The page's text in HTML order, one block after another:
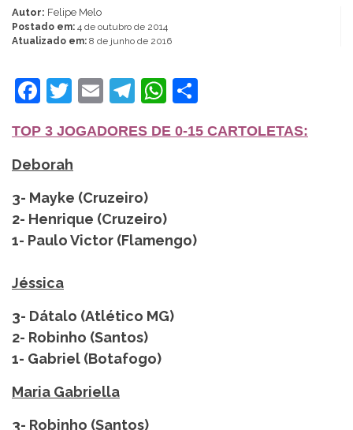
Autor: Felipe Melo
Postado em: 4 de outubro de 2014
Atualizado em: 8 de junho de 2016
Facebook
Twitter
EmailTelegram
WhatsApp
TOP 3 JOGADORES DE 0-15 CARTOLETAS:
Deborah
3- Mayke (Cruzeiro)
2- Henrique (Cruzeiro)
1- Paulo Victor (Flamengo)
Jéssica
3- Dátalo (Atlético MG)
2- Robinho (Santos)
1- Gabriel (Botafogo)
Maria Gabriella
3- Robinho (Santos)